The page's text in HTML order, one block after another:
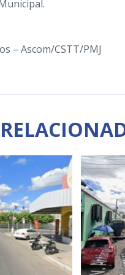
– Ascom/CSTT/PMJ